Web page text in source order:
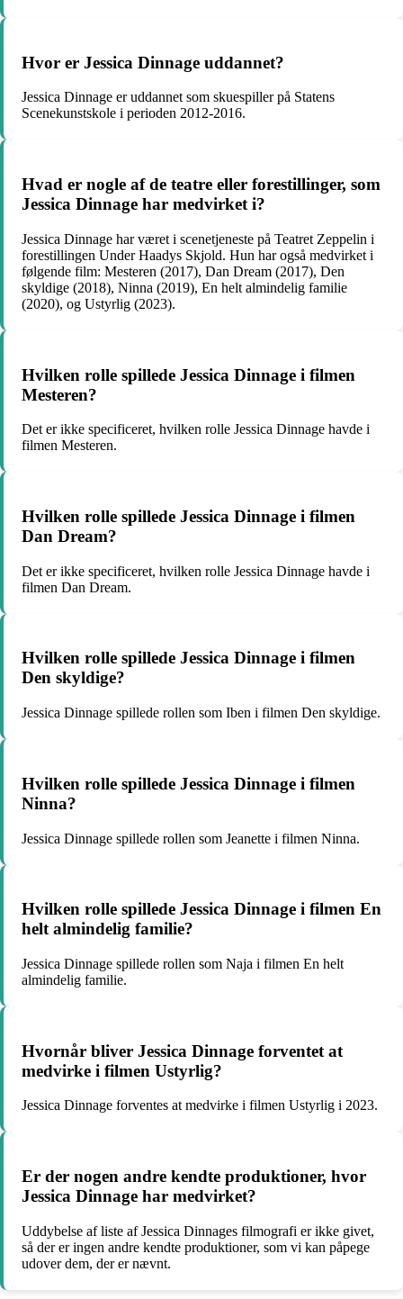
Hvor er Jessica Dinnage uddannet?
Jessica Dinnage er uddannet som skuespiller på Statens
Scenekunstskole i perioden 2012-2016.
Hvad er nogle af de teatre eller forestillinger, som
Jessica Dinnage har medvirket i?
Jessica Dinnage har været i scenetjeneste på Teatret Zeppelin i
forestillingen Under Haadys Skjold. Hun har også medvirket i
følgende film: Mesteren (2017), Dan Dream (2017), Den
skyldige (2018), Ninna (2019), En helt almindelig familie
(2020), og Ustyrlig (2023).
Hvilken rolle spillede Jessica Dinnage i filmen
Mesteren?
Det er ikke specificeret, hvilken rolle Jessica Dinnage havde i
filmen Mesteren.
Hvilken rolle spillede Jessica Dinnage i filmen
Dan Dream?
Det er ikke specificeret, hvilken rolle Jessica Dinnage havde i
filmen Dan Dream.
Hvilken rolle spillede Jessica Dinnage i filmen
Den skyldige?
Jessica Dinnage spillede rollen som Iben i filmen Den skyldige.
Hvilken rolle spillede Jessica Dinnage i filmen
Ninna?
Jessica Dinnage spillede rollen som Jeanette i filmen Ninna.
Hvilken rolle spillede Jessica Dinnage i filmen En
helt almindelig familie?
Jessica Dinnage spillede rollen som Naja i filmen En helt
almindelig familie.
Hvornår bliver Jessica Dinnage forventet at
medvirke i filmen Ustyrlig?
Jessica Dinnage forventes at medvirke i filmen Ustyrlig i 2023.
Er der nogen andre kendte produktioner, hvor
Jessica Dinnage har medvirket?
Uddybelse af liste af Jessica Dinnages filmografi er ikke givet,
så der er ingen andre kendte produktioner, som vi kan påpege
udover dem, der er nævnt.